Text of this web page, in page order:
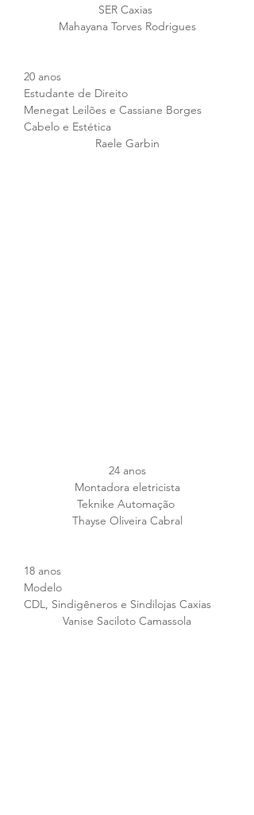
SER Caxias
Mahayana Torves Rodrigues
20 anos
Estudante de Direito
Menegat Leilões e Cassiane Borges
Cabelo e Estética
Raele Garbin
24 anos
Montadora eletricista
Teknike Automação
Thayse Oliveira Cabral
18 anos
Modelo
CDL, Sindigêneros e Sindilojas Caxias
Vanise Saciloto Camassola